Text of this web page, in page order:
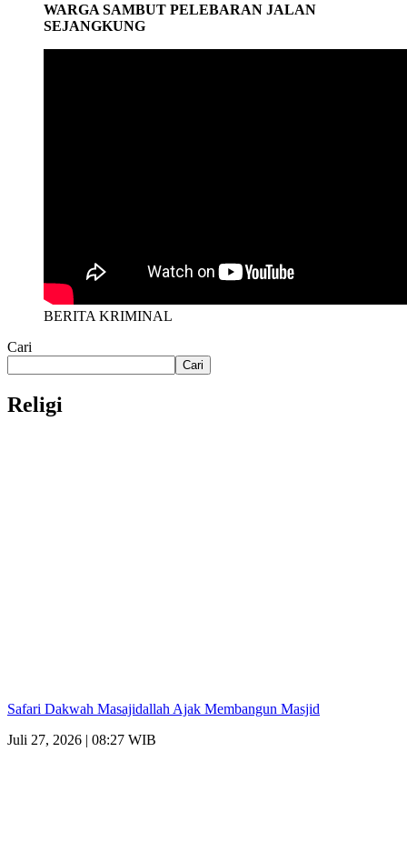
WARGA SAMBUT PELEBARAN JALAN
SEJANGKUNG
BERITA KRIMINAL
Cari
Cari
Religi
Safari Dakwah Masajidallah Ajak Membangun Masjid
Juli 27, 2026 | 08:27 WIB